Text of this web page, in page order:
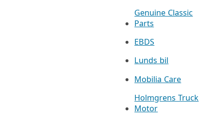
Genuine Classic
Parts
EBDS
Lunds bil
Mobilia Care
Holmgrens Truck
Motor